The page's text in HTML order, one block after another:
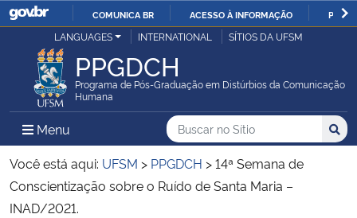
IR
O
COMUNICA BR ACESSO À INFORMAÇÃO
Ministério da Justiça e Segurança Pública
Ministério da Defesa
Ministério das Relações Exteriores
Ministério da Economia
LANGUAGES INTERNATIONAL SÍTIOS DA UFSM
PPGDCH
Programa de Pós-Graduação em Distúrbios da Comunicação
Humana
Menu Menu Principal do Sítio
Busca
Buscar no no Sítio
Busca:
Você está aqui: UFSM > PPGDCH >14ª Semana de
Conscientização sobre o Ruído de Santa Maria –
INAD/2021.